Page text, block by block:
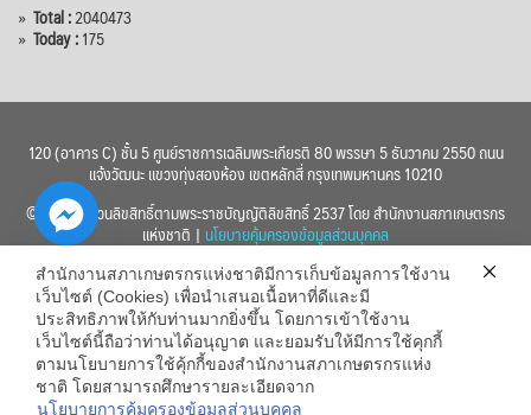
» Total :2040473
» Today :175
120 (อาคาร C) ชั้น 5 ศูนย์ราชการเฉลิมพระเกียรติ 80 พรรษา 5 ธันวาคม 2550 ถนน
แจ้งวัฒนะ แขวงทุ่งสองห้อง เขตหลักสี่ กรุงเทพมหานคร 10210
© 2560 สงวนลิขสิทธิ์ตามพระราชบัญญัติลิขสิทธิ์ 2537 โดย สำนักงานสภาเกษตรกร
แห่งชาติ | นโยบายคุ้มครองข้อมูลส่วนบุคคล
สำนักงานสภาเกษตรกรแห่งชาติมีการเก็บข้อมูลการใช้งาน
เว็บไซต์ (Cookies) เพื่อนำเสนอเนื้อหาที่ดีและมี
ประสิทธิภาพให้กับท่านมากยิ่งขึ้น โดยการเข้าใช้งาน
เว็บไซต์นี้ถือว่าท่านได้อนุญาต และยอมรับให้มีการใช้คุกกี้
ตามนโยบายการใช้คุ้กกี้ของสำนักงานสภาเกษตรกรแห่ง
ชาติ โดยสามารถศึกษารายละเอียดจาก
นโยบายการคุ้มครองข้อมูลส่วนบุคคล
Hide
chaty